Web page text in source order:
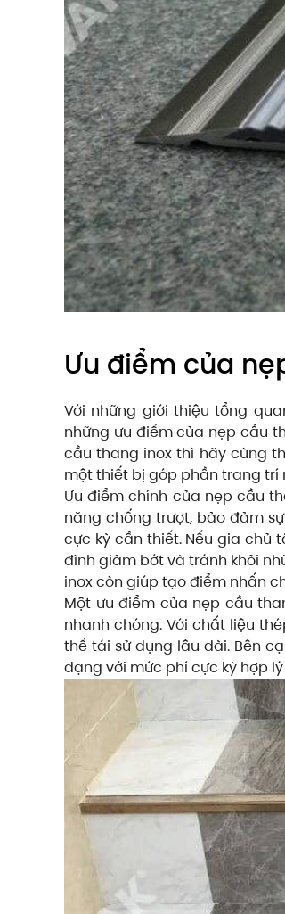
Ưu điểm của
Với những giới thiệu tổng
những ưu điểm của nẹp cầu
cầu thang inox thì hãy cùng
một thiết bị góp phần trang trí
Ưu điểm chính của nẹp cầu
năng chống trượt, bảo đảm
cực kỳ cần thiết. Nếu gia chủ
đình giảm bớt và tránh khỏi
inox còn giúp tạo điểm nhấn
Một ưu điểm của nẹp cầu
nhanh chóng. Với chất liệu
thể tái sử dụng lâu dài. Bên
dạng với mức phí cực kỳ hợp